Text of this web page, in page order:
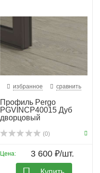
избранное сравнить
Профиль Pergo
PGVINCP40015 Дуб
дворцовый
(0)
Цена: 3 600 ₽/шт.